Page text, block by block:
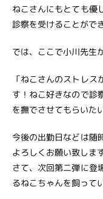
ねこさんにもとても優
診察を受けることがで
では、ここで小川先生
「ねこさんのストレ
す！ねこ好きなので診
を撫でさせてもらいた
今後の出勤日などは随
よろしくお願い致します
さて、次回第二弾に登
るねこちゃんを飼って